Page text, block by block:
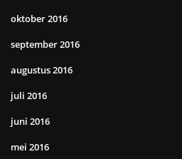
oktober 2016
september 2016
augustus 2016
juli 2016
juni 2016
mei 2016